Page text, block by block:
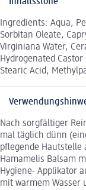
Ingredients: Aqua,
Sorbitan Oleate,
Virginiana Water,
Hydrogenated
Stearic Acid,
Nach sorgfältiger
mal täglich dünn
pflegende Hautstelle
Hamamelis Balsam
Hygiene- Applikator
mit warmem Wasser